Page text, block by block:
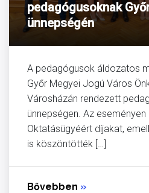
pedagógusoknak
ünnepségén
A pedagógusok áldozatos
Győr Megyei Jogú Város
Városházán rendezett
ünnepségen. Az
Oktatásügyéért díjakat,
is köszöntötték […]
Bővebben »